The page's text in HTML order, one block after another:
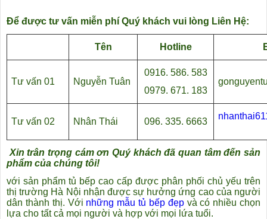
Để được tư vấn miễn phí Quý khách vui lòng Liên Hệ:
Tên Hotline
Tư vấn 01 Nguyễn Tuân
0916. 586. 583
0979. 671. 183
Tư vấn 02 Nhân Thái 096. 335. 6663
Xin trân trọng cám ơn Quý khách đã quan tâm đến sản
phẩm của chúng tôi!
với sản phẩm tủ bếp cao cấp được phân phối chủ yếu trên
thị trường Hà Nội nhận được sự hưởng ứng cao của người
dân thành thị. Với những mẫu tủ bếp đẹpvà có nhiều chọn
lựa cho tất cả mọi người và hợp với mọi lứa tuổi.